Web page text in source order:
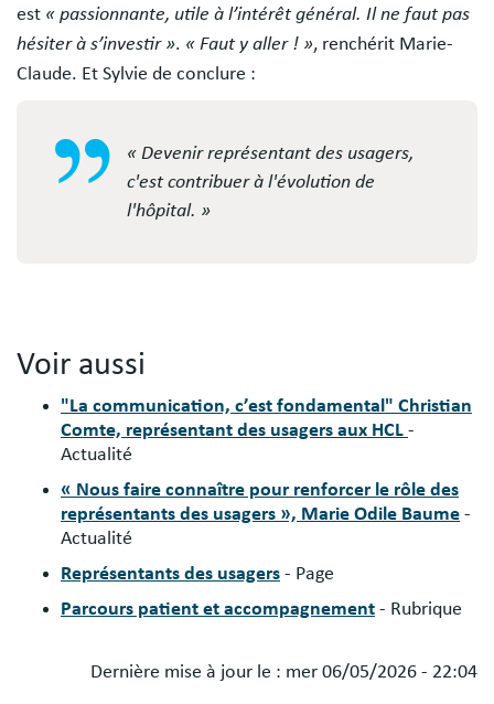
est « passionnante, utile à l’intérêt général. Il ne faut pas
hésiter à s’investir ». « Faut y aller ! », renchérit Marie-
Claude. Et Sylvie de conclure :
« Devenir représentant des usagers,
c'est contribuer à l'évolution de
l'hôpital. »
Voir aussi
"La communication, c’est fondamental" Christian
Comte, représentant des usagers aux HCL -
Actualité
« Nous faire connaître pour renforcer le rôle des
représentants des usagers », Marie Odile Baume -
Actualité
Représentants des usagers - Page
Parcours patient et accompagnement - Rubrique
Dernière mise à jour le : mer 06/05/2026 - 22:04